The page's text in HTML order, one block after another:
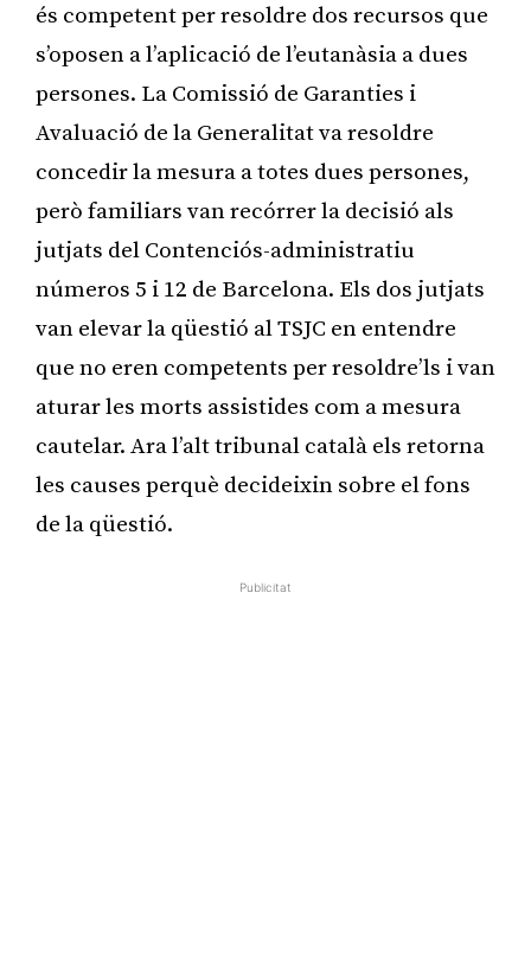
és competent per resoldre dos recursos que
s’oposen a l’aplicació de l’eutanàsia a dues
persones. La Comissió de Garanties i
Avaluació de la Generalitat va resoldre
concedir la mesura a totes dues persones,
però familiars van recórrer la decisió als
jutjats del Contenciós-administratiu
números 5 i 12 de Barcelona. Els dos jutjats
van elevar la qüestió al TSJC en entendre
que no eren competents per resoldre’ls i van
aturar les morts assistides com a mesura
cautelar. Ara l’alt tribunal català els retorna
les causes perquè decideixin sobre el fons
de la qüestió.
Publicitat